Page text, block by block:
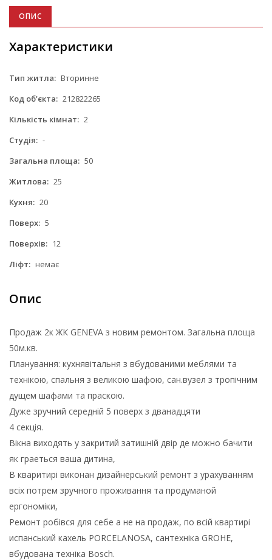
ОПИС
Характеристики
Тип житла: Вторинне
Код об'єкта: 212822265
Кількість кімнат: 2
Студія: -
Загальна площа: 50
Житлова: 25
Кухня: 20
Поверх: 5
Поверхів: 12
Ліфт: немає
Опис
Продаж 2к ЖК GENEVA з новим ремонтом. Загальна площа
50м.кв.
Планування: кухнявітальня з вбудованими меблями та
технікою, спальня з великою шафою, сан.вузел з тропічним
дущем шафами та праскою.
Дуже зручний середній 5 поверх з дванадцяти
4 секція.
Вікна виходять у закритий затишній двір де можно бачити
як граеться ваша дитина,
В кваритирі виконан дизайнерський ремонт з урахуванням
всіх потрем зручного проживання та продуманой
ергономіки,
Ремонт робівся для себе а не на продаж, по всій квартирі
испанський кахель PORCELANOSA, сантехніка GROHE,
вбудована техніка Bosch.